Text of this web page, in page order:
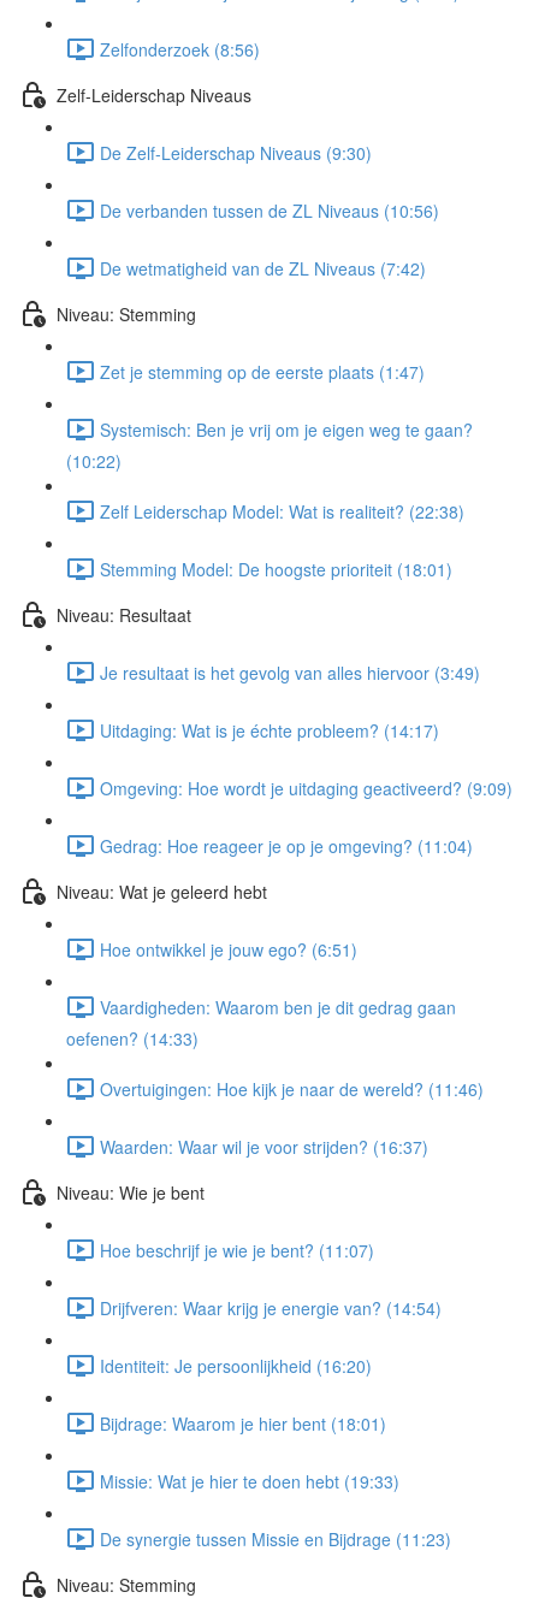
Zelfonderzoek (8:56)
Zelf-Leiderschap Niveaus
De Zelf-Leiderschap Niveaus (9:30)
De verbanden tussen de ZL Niveaus (10:56)
De wetmatigheid van de ZL Niveaus (7:42)
Niveau: Stemming
Zet je stemming op de eerste plaats (1:47)
Systemisch: Ben je vrij om je eigen weg te gaan?
(10:22)
Zelf Leiderschap Model: Wat is realiteit? (22:38)
Stemming Model: De hoogste prioriteit (18:01)
Niveau: Resultaat
Je resultaat is het gevolg van alles hiervoor (3:49)
Uitdaging: Wat is je échte probleem? (14:17)
Omgeving: Hoe wordt je uitdaging geactiveerd? (9:09)
Gedrag: Hoe reageer je op je omgeving? (11:04)
Niveau: Wat je geleerd hebt
Hoe ontwikkel je jouw ego? (6:51)
Vaardigheden: Waarom ben je dit gedrag gaan
oefenen? (14:33)
Overtuigingen: Hoe kijk je naar de wereld? (11:46)
Waarden: Waar wil je voor strijden? (16:37)
Niveau: Wie je bent
Hoe beschrijf je wie je bent? (11:07)
Drijfveren: Waar krijg je energie van? (14:54)
Identiteit: Je persoonlijkheid (16:20)
Bijdrage: Waarom je hier bent (18:01)
Missie: Wat je hier te doen hebt (19:33)
De synergie tussen Missie en Bijdrage (11:23)
Niveau: Stemming